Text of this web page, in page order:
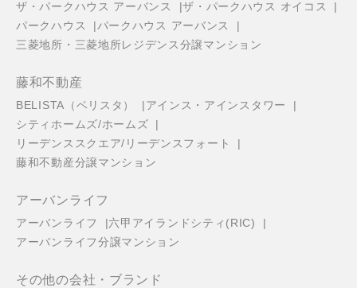
ザ・パークハウス アーバンス
ザ・パークハウス オイコス
パークハウス
パークハウス アーバンス
三菱地所・三菱地所レジデンス分譲マンション
藤和不動産
BELISTA（ベリスタ）
アインス・アインスタワー
シティホームズ/ホームズ
リーデンススクエア/リーデンスフォート
藤和不動産分譲マンション
アーバンライフ
アーバンライフ
六甲アイランドシティ(RIC)
アーバンライフ分譲マンション
その他の会社・ブランド